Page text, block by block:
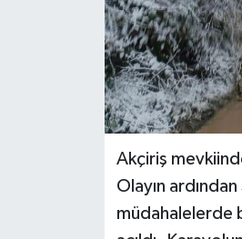
Akçiriş
Olayın
müdahalelerde